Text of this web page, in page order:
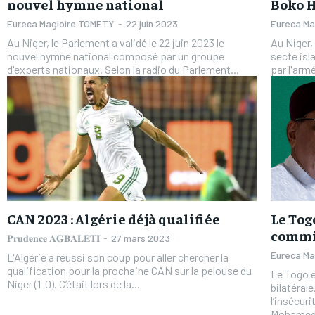
FOREVER
/ forever
Sign up with just an email
get access to this tier
FOREVER
/ forever
Sign up with just an email
get access to this tier
nouvel hymne national
Eureca Magloire TOMETY - 22 juin 2023
Au Niger, le Parlement a validé le 22 juin 2023 le
nouvel hymne national composé par un groupe
d'experts nationaux. Selon la radio du Parlement...
Boko
Eureca
Au
secte
CAN 2023 : Algérie déjà qualifiée
𝐏𝐫𝐮𝐝𝐞𝐧𝐜𝐞 𝐀𝐆𝐁𝐀𝐋𝐄𝐓𝐈 - 27 mars 2023
L'Algérie a réussi son coup pour aller chercher la
qualification pour la prochaine CAN sur la pelouse du
Niger (1-0). C’était lors de la...
Le
Eureca
Le Togo
l’insécurité et